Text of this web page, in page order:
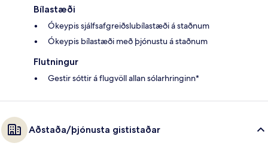
Bílastæði
Ókeypis sjálfsafgreiðslubílastæði á staðnum
Ókeypis bílastæði með þjónustu á staðnum
Flutningur
Gestir sóttir á flugvöll allan sólarhringinn*
Aðstaða/þjónusta gististaðar